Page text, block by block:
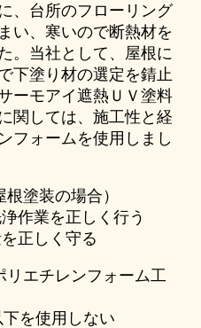
、台所のフローリング
い、寒いので断熱材を
。当社として、屋根に
下塗り材の選定を錆止
ーモアイ遮熱ＵＶ塗料
関しては、施工性と経
フォームを使用しまし
塗装の場合）
作業を正しく行う
正しく守る
エチレンフォーム工
を使用しない